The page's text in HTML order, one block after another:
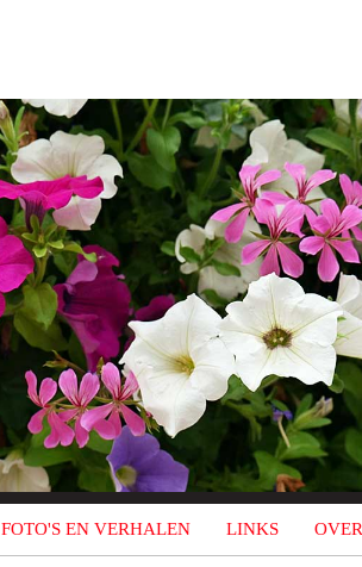
FOTO'S EN VERHALEN LINKS